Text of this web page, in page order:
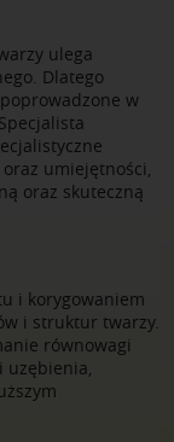
ulega
Dlatego
w
umiejętności,
oraz skuteczną
i korygowaniem
i struktur twarzy.
równowagi
uzębienia,